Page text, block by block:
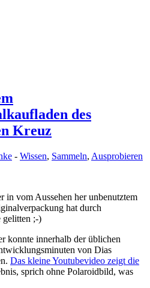
des
Kreuz
- Wissen, Sammeln, Ausprobieren
in vom Aussehen her unbenutztem
hat durch
gelitten ;-)
konnte innerhalb der üblichen
von Dias
Das kleine Youtubevideo zeigt die
sprich ohne Polaroidbild, was